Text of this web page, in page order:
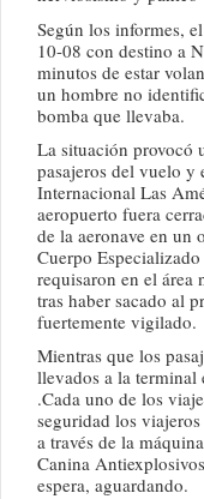
Según los informes,
10-08 con destino a
minutos de estar
un hombre no
bomba que llevaba.
La situación provocó
pasajeros del vuelo y
Internacional Las
aeropuerto fuera
de la aeronave en un
Cuerpo
requisaron en el área
tras haber sacado al
fuertemente vigilado.
Mientras que los
llevados a la terminal
.Cada uno de los
seguridad los
a través de la
Canina
espera, aguardando.